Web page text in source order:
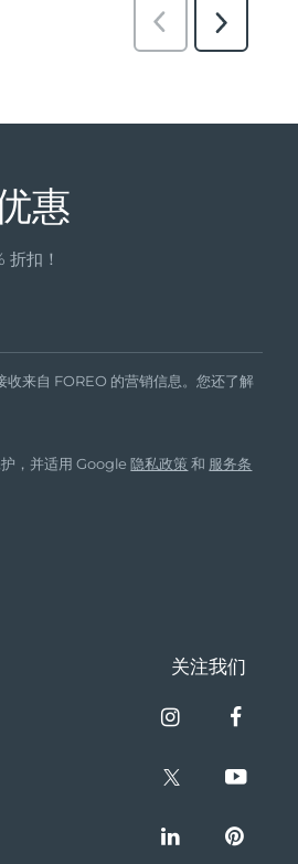
惠
折扣！
收来自 FOREO 的营销信息。您还了解
，并适用 Google隐私政策 和 服务条
关注我们